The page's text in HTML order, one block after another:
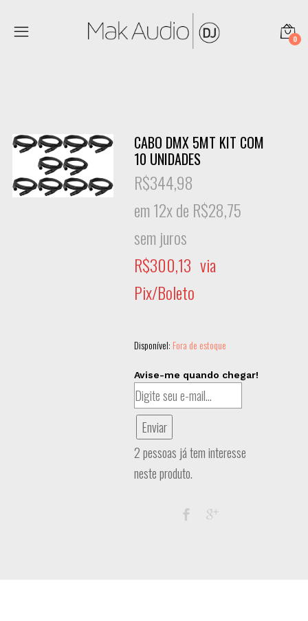
0
CABO DMX 5MT KIT COM
10 UNIDADES
R$344,98
em 12x de R$28,75
sem juros
R$300,13 via
Pix/Boleto
Disponível: Fora de estoque
Avise-me quando chegar!
Enviar
2 pessoas já tem interesse
neste produto.